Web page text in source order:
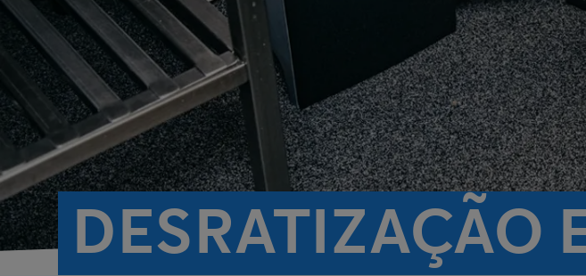
DESRATIZAÇÃO